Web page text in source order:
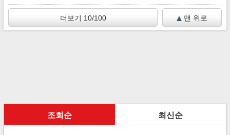
더보기 10/100 맨 위로
조회순 최신순